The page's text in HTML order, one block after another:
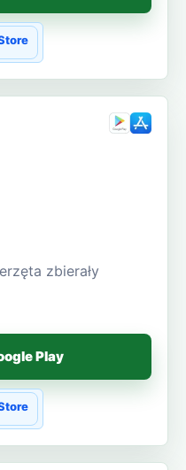
zbierały
Play